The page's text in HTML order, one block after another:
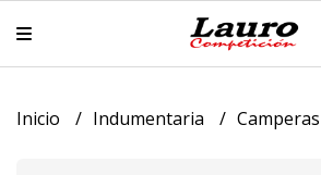
Inicio Indumentaria Camperas